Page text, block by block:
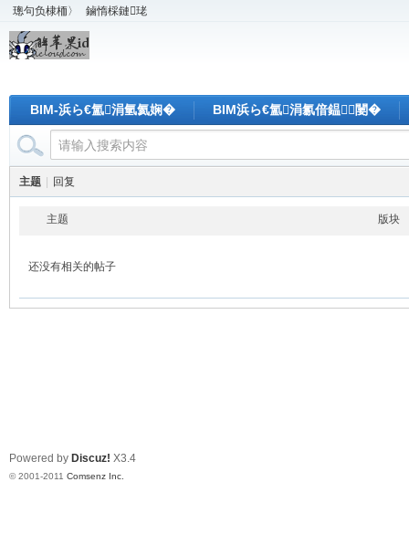
璁句负棣栭〉 鏀惰棌鏈珯
BIM-浜ら€氳涓氫氦娴� BIM浜ら€氳涓氱偣鎾闄�
主题 回复
主题 版块
还没有相关的帖子
Powered by Discuz! X3.4
© 2001-2011 Comsenz Inc.